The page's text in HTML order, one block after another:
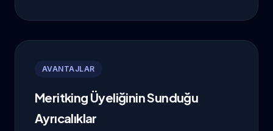
AVANTAJLAR
Meritking Üyeliğinin Sunduğu
Ayrıcalıklar